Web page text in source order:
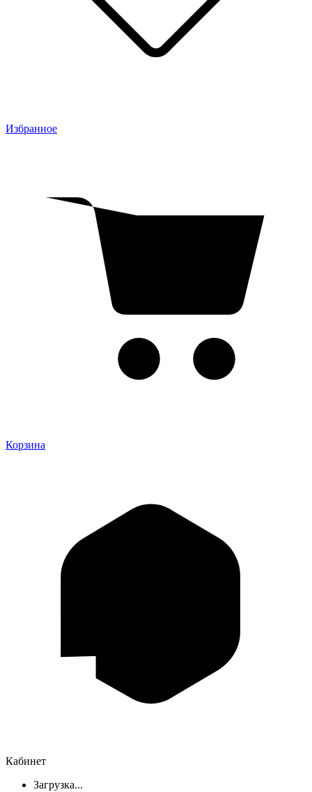
Избранное
Корзина
Кабинет
Загрузка...